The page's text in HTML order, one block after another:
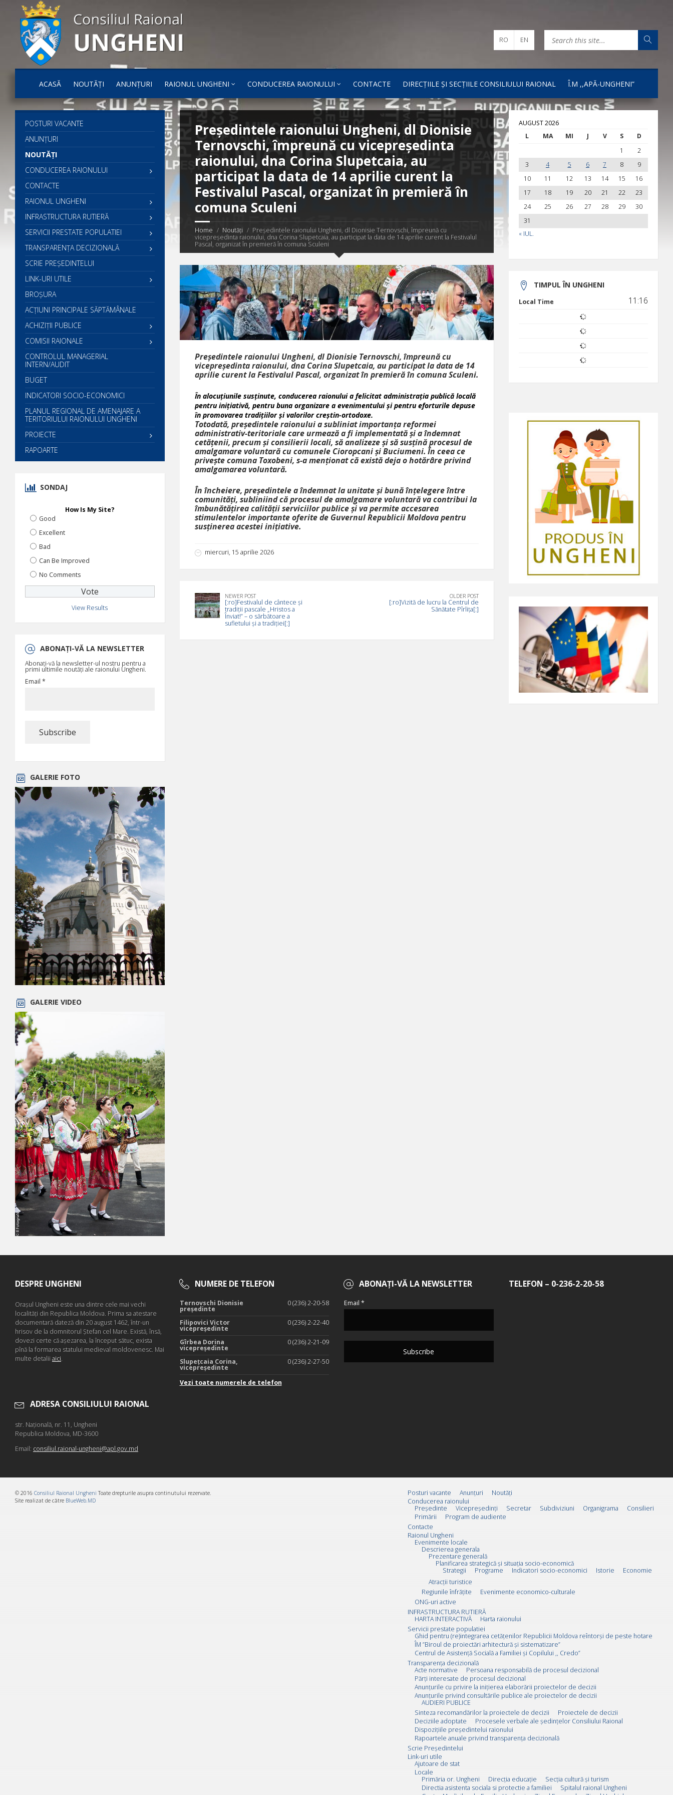
ACASĂ NOUTĂȚI ANUNȚURI RAIONUL UNGHENI CONDUCEREA RAIONULUI CONTACTE DIRECȚIILE ȘI SECȚIILE CONSILIULUI RAIONAL Î.M ,,APĂ-UNGHENI”
RO EN
Președintele raionului Ungheni, dl Dionisie
Ternovschi, împreună cu vicepreședinta
raionului, dna Corina Slupetcaia, au
participat la data de 14 aprilie curent la
Festivalul Pascal, organizat în premieră în
comuna Sculeni
Home Noutăți
Președintele raionului Ungheni, dl Dionisie Ternovschi, împreună cu
vicepreședinta raionului, dna Corina Slupetcaia, au participat la data de 14 aprilie curent la Festivalul
Pascal, organizat în premieră în comuna Sculeni
Președintele raionului Ungheni, dl Dionisie Ternovschi, împreună cu
vicepreședinta raionului, dna Corina Slupetcaia, au participat la data de 14
aprilie curent la Festivalul Pascal, organizat în premieră în comuna Sculeni.
În alocuțiunile susținute, conducerea raionului a felicitat administrația publică locală
pentru inițiativă, pentru buna organizare a evenimentului și pentru eforturile depuse
în promovarea tradițiilor și valorilor creștin-ortodoxe.
Totodată, președintele raionului a subliniat importanța reformei
administrativ-teritoriale care urmează a fi implementată și a îndemnat
cetățenii, precum și consilierii locali, să analizeze și să susțină procesul de
amalgamare voluntară cu comunele Cioropcani și Buciumeni. În ceea ce
privește comuna Toxobeni, s-a menționat că există deja o hotărâre privind
amalgamarea voluntară.
În încheiere, președintele a îndemnat la unitate și bună înțelegere între
comunități, subliniind că procesul de amalgamare voluntară va contribui la
îmbunătățirea calității serviciilor publice și va permite accesarea
stimulentelor importante oferite de Guvernul Republicii Moldova pentru
susținerea acestei inițiative.
miercuri, 15 aprilie 2026
NEWER POST
[:ro]Festivalul de cântece și
tradiții pascale „Hristos a
Înviat!” – o sărbătoare a
sufletului și a tradiției[:]
OLDER POST
[:ro]Vizită de lucru la Centrul de
Sănătate Pîrlița[:]
POSTURI VACANTE
ANUNȚURI
NOUTĂȚI
CONDUCEREA RAIONULUI
CONTACTE
RAIONUL UNGHENI
INFRASTRUCTURA RUTIERĂ
SERVICII PRESTATE POPULATIEI
TRANSPARENȚA DECIZIONALĂ
SCRIE PREŞEDINTELUI
LINK-URI UTILE
BROȘURA
ACŢIUNI PRINCIPALE SĂPTĂMÂNALE
ACHIZIȚII PUBLICE
COMISII RAIONALE
CONTROLUL MANAGERIAL
INTERN/AUDIT
BUGET
INDICATORI SOCIO-ECONOMICI
PLANUL REGIONAL DE AMENAJARE A
TERITORIULUI RAIONULUI UNGHENI
PROIECTE
RAPOARTE
SONDAJ
How Is My Site?
Good
Excellent
Bad
Can Be Improved
No Comments
View Results
ABONAȚI-VĂ LA NEWSLETTER
Abonați-vă la newsletter-ul nostru pentru a
primi ultimile noutăți ale raionului Ungheni.
Email *
GALERIE FOTO
GALERIE VIDEO
AUGUST 2026
L
MA MI J V S D
« IUL.
1
2
3
4 5 6 7 8
9
10
11 12 13 14 15
16
17
18 19 20 21 22
23
24
25 26 27 28 29
30
31
TIMPUL ÎN UNGHENI
Local Time 11:16
DESPRE UNGHENI
Oraşul Ungheni este una dintre cele mai vechi
localităţi din Republica Moldova. Prima sa atestare
documentară dateză din 20 august 1462, într-un
hrisov de la domnitorul Ştefan cel Mare. Există, însă,
dovezi certe că aşezarea, la început sătuc, exista
pînă la formarea statului medieval moldovenesc. Mai
multe detalii aici.
NUMERE DE TELEFON
Ternovschi Dionisie
președinte
0 (236) 2-20-58
Filipovici Victor
vicepreședinte
0 (236) 2-22-40
Gîrbea Dorina
vicepreședinte
0 (236) 2-21-09
Slupețcaia Corina,
vicepreședinte
0 (236) 2-27-50
Vezi toate numerele de telefon
ABONAȚI-VĂ LA NEWSLETTER
Email *
TELEFON – 0-236-2-20-58
ADRESA CONSILIULUI RAIONAL
str. Naţională, nr. 11, Ungheni
Republica Moldova, MD-3600
Email: consiliul.raional-ungheni@apl.gov.md
Posturi vacante Anunțuri
Noutăți
Conducerea raionului
Preşedinte
Vicepreşedinţi Secretar Subdiviziuni Organigrama
Consilieri
Primării
Program de audiente
Contacte
Raionul Ungheni
Evenimente locale
Descrierea generala
Prezentare generală
Planificarea strategică și situația socio-economică
Strategii
Programe Indicatori socio-economici Istorie
Economie
Atracții turistice
Regiunile înfrățite
Evenimente economico-culturale
ONG-uri active
INFRASTRUCTURA RUTIERĂ
HARTA INTERACTIVĂ
Harta raionului
Servicii prestate populatiei
Ghid pentru (re)integrarea cetățenilor Republicii Moldova reîntorși de peste hotare
ÎM ”Biroul de proiectări arhitectură și sistematizare”
Centrul de Asistență Socială a Familiei și Copilului ,, Credo”
Transparența decizională
Acte normative
Persoana responsabilă de procesul decizional
Părți interesate de procesul decizional
Anunțurile cu privire la inițierea elaborării proiectelor de decizii
Anunțurile privind consultările publice ale proiectelor de decizii
AUDIERI PUBLICE
Sinteza recomandărilor la proiectele de decizii
Proiectele de decizii
Deciziile adoptate
Procesele verbale ale ședințelor Consiliului Raional
Dispozițiile președintelui raionului
Rapoartele anuale privind transparența decizională
Scrie Preşedintelui
Link-uri utile
Ajutoare de stat
Locale
Primăria or. Ungheni
Direcția educație
Secția cultură și turism
Directia asistenta sociala si protectie a familiei
Spitalul raional Ungheni
© 2016 Consiliul Raional Ungheni Toate drepturile asupra continutului rezervate.
Site realizat de către BlueWeb.MD